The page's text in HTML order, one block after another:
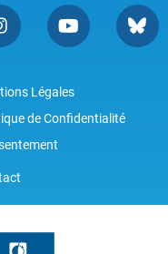
Légales
de Confidentialité